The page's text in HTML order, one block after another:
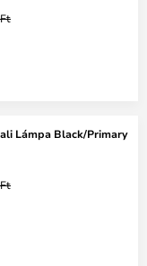
Lámpa Black/Primary